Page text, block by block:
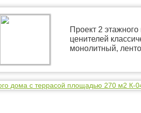
Проект 2
ценителей
монолитный,